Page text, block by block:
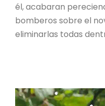
él, acabaran
bomberos sobre el
eliminarlas todas